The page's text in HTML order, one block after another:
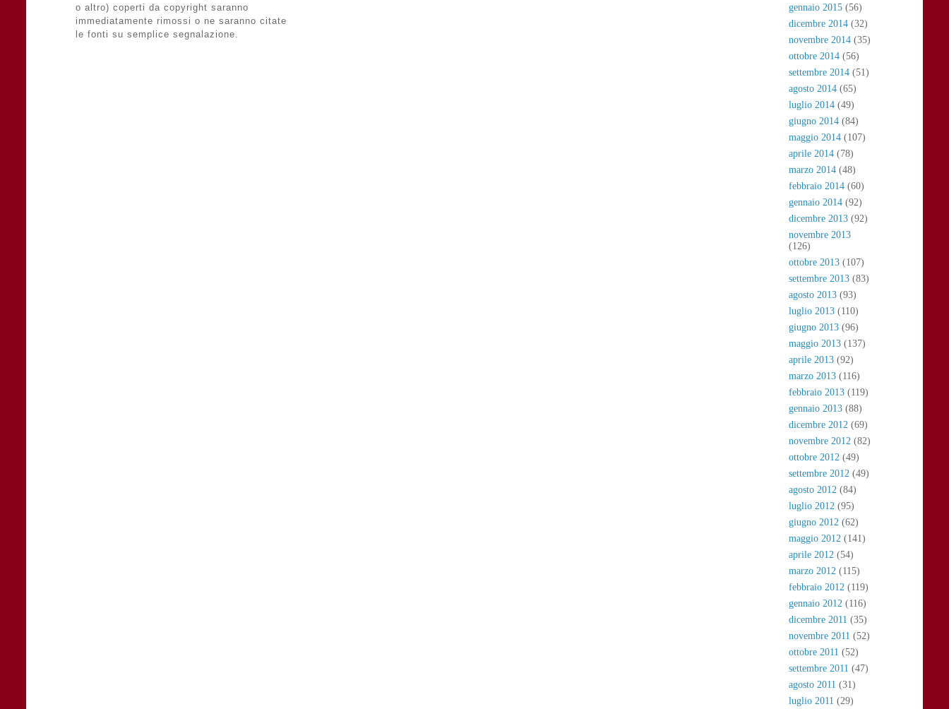
o altro) coperti da copyright saranno
immediatamente rimossi o ne saranno citate
le fonti su semplice segnalazione.
gennaio 2015 (56)
dicembre 2014 (32)
novembre 2014 (35)
ottobre 2014 (56)
settembre 2014 (51)
agosto 2014 (65)
luglio 2014 (49)
giugno 2014 (84)
maggio 2014 (107)
aprile 2014 (78)
marzo 2014 (48)
febbraio 2014 (60)
gennaio 2014 (92)
dicembre 2013 (92)
novembre 2013
(126)
ottobre 2013 (107)
settembre 2013 (83)
agosto 2013 (93)
luglio 2013 (110)
giugno 2013 (96)
maggio 2013 (137)
aprile 2013 (92)
marzo 2013 (116)
febbraio 2013 (119)
gennaio 2013 (88)
dicembre 2012 (69)
novembre 2012 (82)
ottobre 2012 (49)
settembre 2012 (49)
agosto 2012 (84)
luglio 2012 (95)
giugno 2012 (62)
maggio 2012 (141)
aprile 2012 (54)
marzo 2012 (115)
febbraio 2012 (119)
gennaio 2012 (116)
dicembre 2011 (35)
novembre 2011 (52)
ottobre 2011 (52)
settembre 2011 (47)
agosto 2011 (31)
luglio 2011 (29)